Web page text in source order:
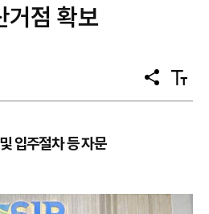
점 확보
공
유
텍
스
입주절차 등 자문